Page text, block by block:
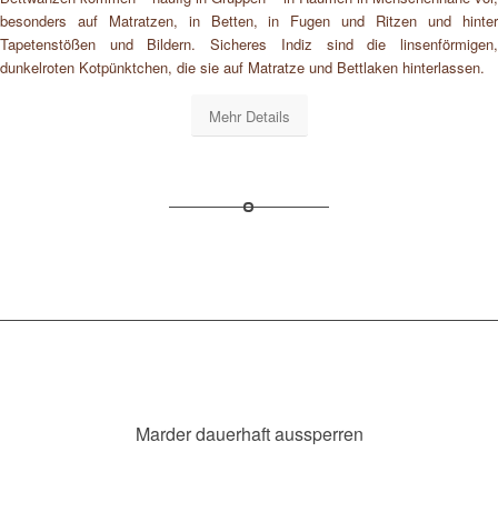
besonders auf Matratzen, in Betten, in Fugen und Ritzen und hinter
Tapetenstößen und Bildern. Sicheres Indiz sind die linsenförmigen,
dunkelroten Kotpünktchen, die sie auf Matratze und Bettlaken hinterlassen.
Mehr Details
Marder dauerhaft aussperren